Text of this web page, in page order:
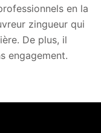
en la
zingueur qui
De plus, il
engagement.